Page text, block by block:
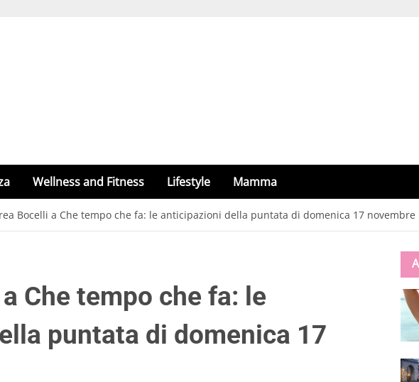
Wellness and Fitness Lifestyle Mamma
Bocelli a Che tempo che fa: le anticipazioni della puntata di domenica 17 novembre
Che tempo che fa: le
puntata di domenica 17